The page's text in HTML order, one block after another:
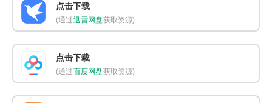
点击下载
(通过迅雷网盘获取资源)
点击下载
(通过百度网盘获取资源)